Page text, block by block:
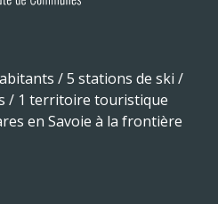
/ 5 stations de ski /
/ 1 territoire touristique
en Savoie à la frontière